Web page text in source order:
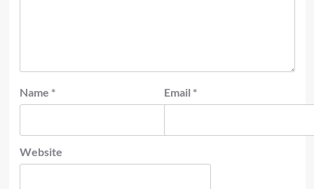
Name * Email *
Website